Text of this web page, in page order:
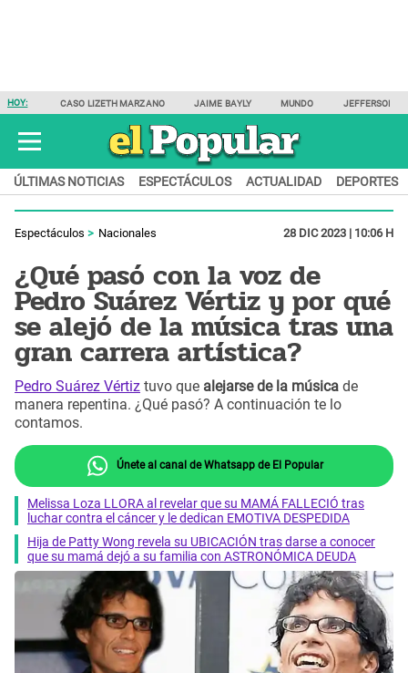
HOY: CASO LIZETH MARZANO JAIME BAYLY MUNDO JEFFERSON
ÚLTIMAS NOTICIAS ESPECTÁCULOS ACTUALIDAD DEPORTES
Espectáculos Nacionales 28 DIC 2023 | 10:06 H
¿Qué pasó con la voz de
Pedro Suárez Vértiz y por qué
se alejó de la música tras una
gran carrera artística?
Pedro Suárez Vértiz tuvo que alejarse de la música de
manera repentina. ¿Qué pasó? A continuación te lo
contamos.
Únete al canal de Whatsapp de El Popular
Melissa Loza LLORA al revelar que su MAMÁ FALLECIÓ tras
luchar contra el cáncer y le dedican EMOTIVA DESPEDIDA
Hija de Patty Wong revela su UBICACIÓN tras darse a conocer
que su mamá dejó a su familia con ASTRONÓMICA DEUDA